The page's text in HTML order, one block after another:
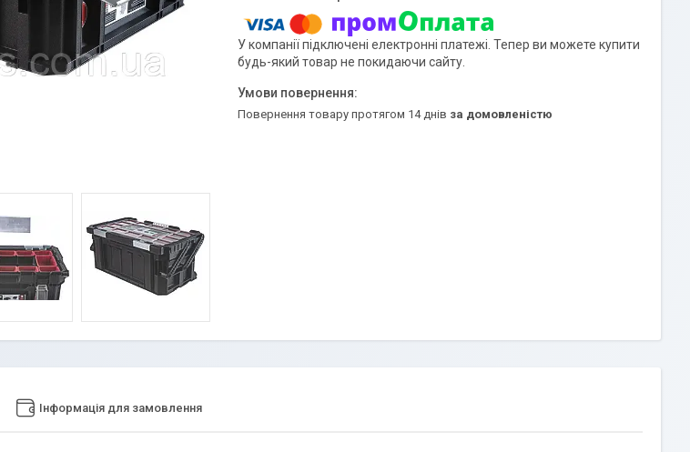
У компанії підключені електронні платежі. Тепер ви можете купити
будь-який товар не покидаючи сайту.
повернення товару протягом 14 днів за домовленістю
Інформація для замовлення